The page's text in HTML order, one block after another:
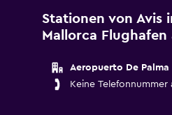
Stationen von Avis
Mallorca Flughafen
Aeropuerto De Palma
Keine Telefonnummer